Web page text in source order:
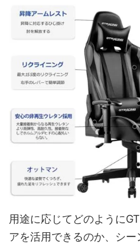
用途に応じてどのように
アを活用できるのか、シ